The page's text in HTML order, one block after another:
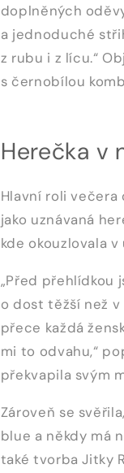
doplněných
a jednoduché
z rubu i z lícu.“
s černobílou
Herečka v
Hlavní roli večera
jako uznávaná
kde okouzlovala
„Před přehlídkou
o dost těžší než v
přece každá
mi to odvahu,“
překvapila svým
Zároveň se
blue a někdy má
také tvorba Jitky